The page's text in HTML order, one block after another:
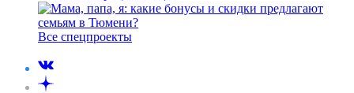
Все спецпроекты